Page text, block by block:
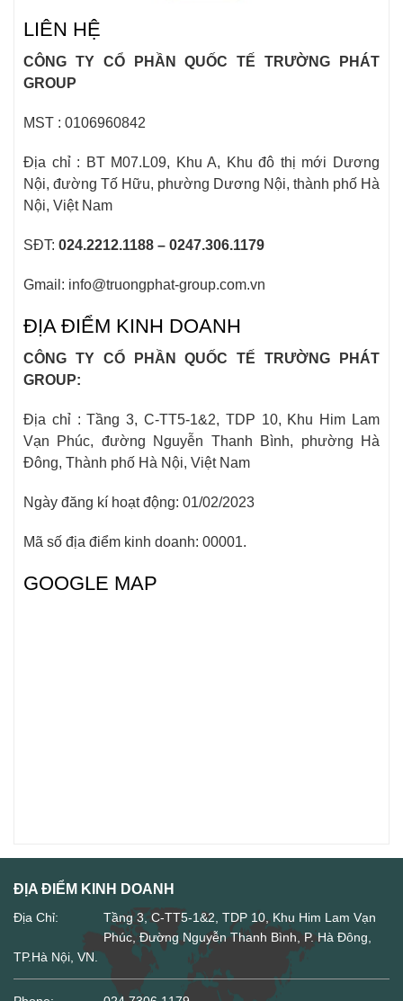
LIÊN HỆ
CÔNG TY CỔ PHẦN QUỐC TẾ TRƯỜNG PHÁT
GROUP
MST : 0106960842
Địa chỉ : BT M07.L09, Khu A, Khu đô thị mới Dương
Nội, đường Tố Hữu, phường Dương Nội, thành phố Hà
Nội, Việt Nam
SĐT: 024.2212.1188 – 0247.306.1179
Gmail: info@truongphat-group.com.vn
ĐỊA ĐIỂM KINH DOANH
CÔNG TY CỔ PHẦN QUỐC TẾ TRƯỜNG PHÁT
GROUP:
Địa chỉ : Tầng 3, C-TT5-1&2, TDP 10, Khu Him Lam
Vạn Phúc, đường Nguyễn Thanh Bình, phường Hà
Đông, Thành phố Hà Nội, Việt Nam
Ngày đăng kí hoạt động: 01/02/2023
Mã số địa điểm kinh doanh: 00001.
GOOGLE MAP
ĐỊA ĐIỂM KINH DOANH
Địa Chỉ:
Tầng 3, C-TT5-1&2, TDP 10, Khu Him Lam Vạn
Phúc, Đường Nguyễn Thanh Bình, P. Hà Đông,
TP.Hà Nội, VN.